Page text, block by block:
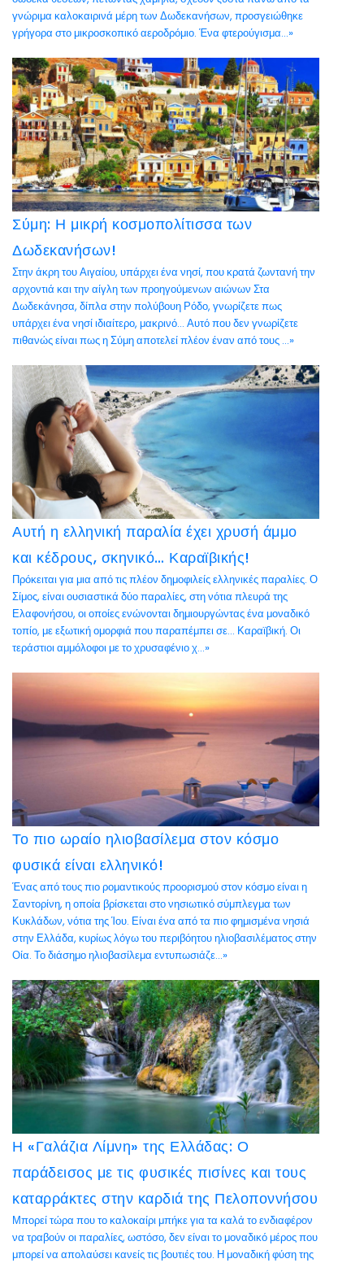
γνώριμα καλοκαιρινά μέρη των Δωδεκανήσων, προσγειώθηκε
γρήγορα στο μικροσκοπικό αεροδρόμιο. Ένα φτερούγισμα...»
Σύμη: Η μικρή κοσμοπολίτισσα των
Δωδεκανήσων!
Στην άκρη του Αιγαίου, υπάρχει ένα νησί, που κρατά ζωντανή την
αρχοντιά και την αίγλη των προηγούμενων αιώνων Στα
Δωδεκάνησα, δίπλα στην πολύβουη Ρόδο, γνωρίζετε πως
υπάρχει ένα νησί ιδιαίτερο, μακρινό… Αυτό που δεν γνωρίζετε
πιθανώς είναι πως η Σύμη αποτελεί πλέον έναν από τους ...»
Αυτή η ελληνική παραλία έχει χρυσή άμμο
και κέδρους, σκηνικό… Καραϊβικής!
Πρόκειται για μια από τις πλέον δημοφιλείς ελληνικές παραλίες. Ο
Σίμος, είναι ουσιαστικά δύο παραλίες, στη νότια πλευρά της
Ελαφονήσου, οι οποίες ενώνονται δημιουργώντας ένα μοναδικό
τοπίο, με εξωτική ομορφιά που παραπέμπει σε… Καραϊβική. Οι
τεράστιοι αμμόλοφοι με το χρυσαφένιο χ...»
Το πιο ωραίο ηλιοβασίλεμα στον κόσμο
φυσικά είναι ελληνικό!
Ένας από τους πιο ρομαντικούς προορισμού στον κόσμο είναι η
Σαντορίνη, η οποία βρίσκεται στο νησιωτικό σύμπλεγμα των
Κυκλάδων, νότια της Ίου. Είναι ένα από τα πιο φημισμένα νησιά
στην Ελλάδα, κυρίως λόγω του περιβόητου ηλιοβασιλέματος στην
Οία. Το διάσημο ηλιοβασίλεμα εντυπωσιάζε...»
Η «Γαλάζια Λίμνη» της Ελλάδας: Ο
παράδεισος με τις φυσικές πισίνες και τους
καταρράκτες στην καρδιά της Πελοποννήσου
Μπορεί τώρα που το καλοκαίρι μπήκε για τα καλά το ενδιαφέρον
να τραβούν οι παραλίες, ωστόσο, δεν είναι το μοναδικό μέρος που
μπορεί να απολαύσει κανείς τις βουτιές του. Η μοναδική φύση της